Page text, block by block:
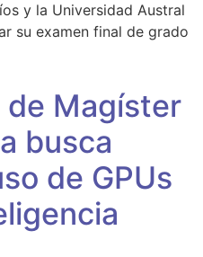
y la Universidad Austral
su examen final de grado
de Magíster
busca
de GPUs